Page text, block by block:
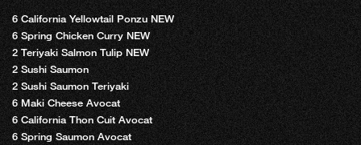
6 California Yellowtail Ponzu NEW
6 Spring Chicken Curry NEW
2 Teriyaki Salmon Tulip NEW
2 Sushi Saumon
2 Sushi Saumon Teriyaki
6 Maki Cheese Avocat
6 California Thon Cuit Avocat
6 Spring Saumon Avocat